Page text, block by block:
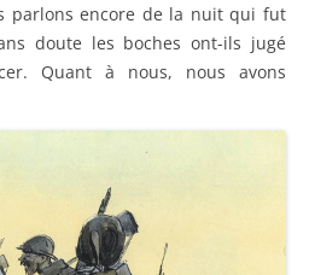
parlons encore de la nuit qui fut
doute les boches ont-ils jugé
Quant à nous, nous avons